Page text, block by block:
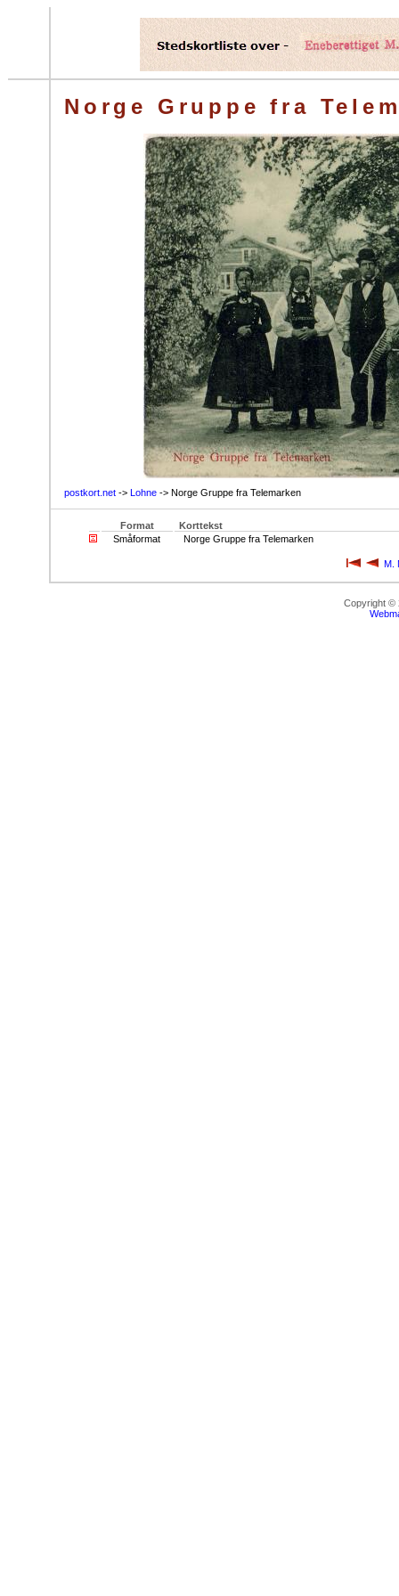
Norge Gruppe fra
postkort.net -> Lohne -> Norge Gruppe fra Telemarken
Format
Korttekst
Småformat
Norge Gruppe fra Telemarken
M.
Copyright ©